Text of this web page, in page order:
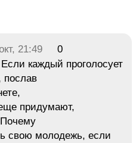
21:49
0
каждый проголосует
послав
придумают,
свою молодежь, если